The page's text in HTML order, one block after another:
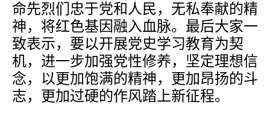
命先烈们忠于党和人民，无私奉献的精
神，将红色基因融入血脉。最后大家一
致表示，要以开展党史学习教育为契
机，进一步加强党性修养，坚定理想信
念，以更加饱满的精神，更加昂扬的斗
志，更加过硬的作风踏上新征程。